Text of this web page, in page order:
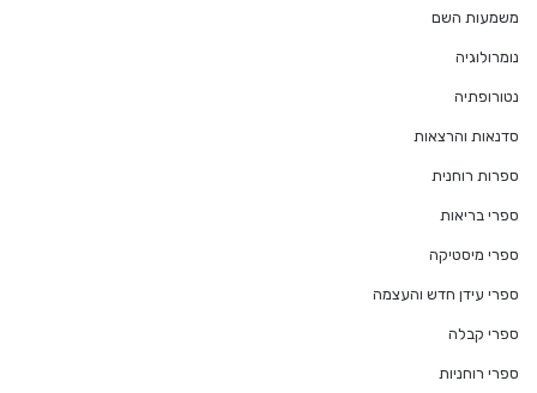
משמעות השם
נומרולוגיה
נטורופתיה
סדנאות והרצאות
ספרות רוחנית
ספרי בריאות
ספרי מיסטיקה
ספרי עידן חדש והעצמה
ספרי קבלה
ספרי רוחניות